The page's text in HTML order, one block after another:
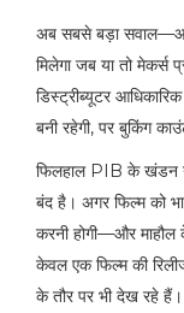
अब सबसे बड़ा
मिलेगा जब या तो मेकर्स
डिस्ट्रीब्यूटर
बनी रहेगी, पर बुकिंग
फिलहाल PIB के खंडन ने
बंद है। अगर फिल्म को
करनी होगी—और माहौल
केवल एक फिल्म की
के तौर पर भी देख रहे हैं।